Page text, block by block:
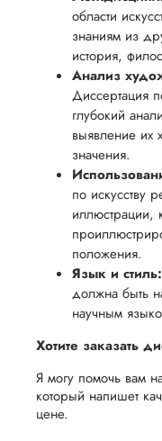
области
знаниям из
история,
Анализ
Диссертация
глубокий
выявление их
значения.
по искусству
иллюстрации,
положения.
Язык и стиль:
должна быть
научным
Хотите заказать
Я могу помочь вам
который напишет
цене.